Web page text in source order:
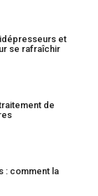
et
se rafraîchir
de
: comment la